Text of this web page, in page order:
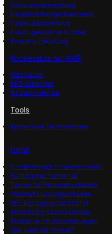
Dashcamverwendung
Einspruch Bußgeldbescheid
Fahrerlaubnisentzug
Falsch geblinkt und Unfall
Punkte in Flensburg
Kooperation mit WKR
Autohäuser
KFZ-Gutachter
Ihr Unternehmen
Tools
Kpstenlose Rechtsrechner
Unfall
Frostbedingte Straßenschäden
Haftung bei Tramunfall
Tramunfall Personenschaden
Haushaltsführungsschaden
HIS-Eintragung nach Unfall
Abwicklung Kaskoschäden
Probleme mit Versicherungen
Wer zahlt den Anwalt?